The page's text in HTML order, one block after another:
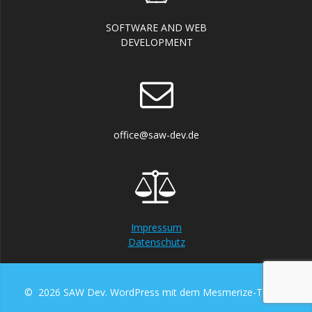
SOFTWARE AND WEB
DEVELOPMENT
office@saw-dev.de
Impressum
Datenschutz
© 2026 SAW Dev. WordPress mit dem Mesmerize-Theme